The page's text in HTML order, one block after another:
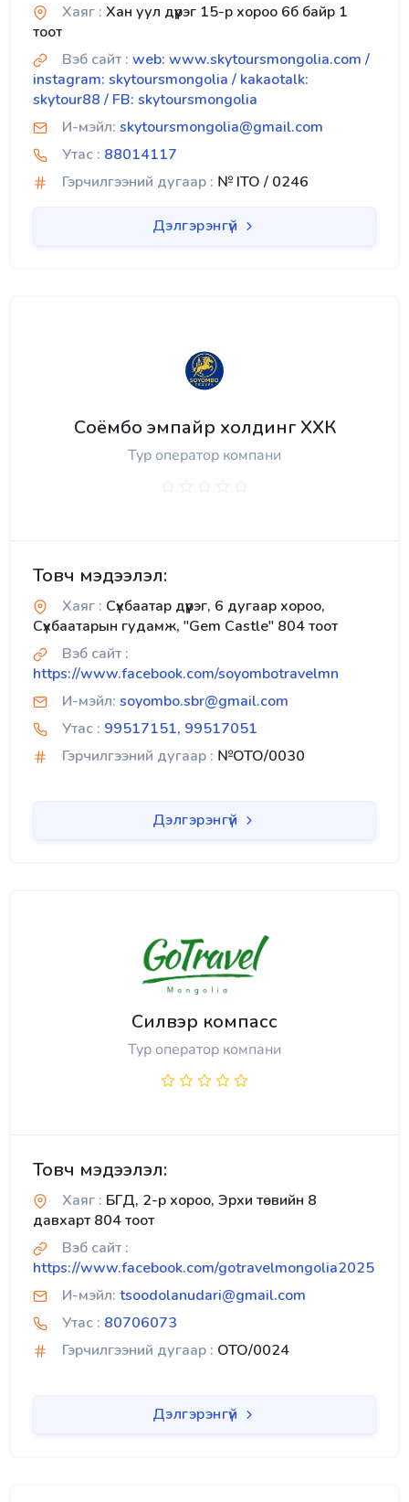
Хаяг : Хан уул дүүрэг 15-р хороо 6б байр 1
тоот
Вэб сайт : web: www.skytoursmongolia.com /
instagram: skytoursmongolia / kakaotalk:
skytour88 / FB: skytoursmongolia
И-мэйл: skytoursmongolia@gmail.com
Утас : 88014117
Гэрчилгээний дугаар : № ITO / 0246
Дэлгэрэнгүй
Соёмбо эмпайр холдинг ХХК
Тур оператор компани
Товч мэдээлэл:
Хаяг : Сүхбаатар дүүрэг, 6 дугаар хороо,
Сүхбаатарын гудамж, "Gem Castle" 804 тоот
Вэб сайт :
https://www.facebook.com/soyombotravelmn
И-мэйл: soyombo.sbr@gmail.com
Утас : 99517151, 99517051
Гэрчилгээний дугаар : №OTO/0030
Дэлгэрэнгүй
Силвэр компасс
Тур оператор компани
Товч мэдээлэл:
Хаяг : БГД, 2-р хороо, Эрхи төвийн 8
давхарт 804 тоот
Вэб сайт :
https://www.facebook.com/gotravelmongolia2025
И-мэйл: tsoodolanudari@gmail.com
Утас : 80706073
Гэрчилгээний дугаар : OTO/0024
Дэлгэрэнгүй